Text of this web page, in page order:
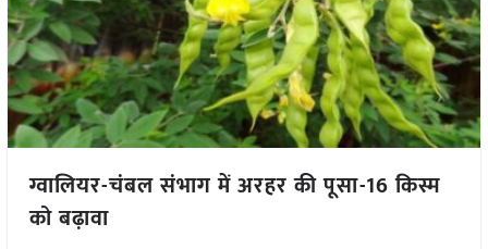
ग्वालियर-चंबल संभाग में अरहर की पूसा-16 किस्म
को बढ़ावा